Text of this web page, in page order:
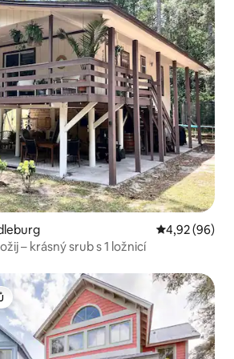
Průměrné
4,92 (96)
– krásný srub s 1 ložnicí
Oblíbené u hostů